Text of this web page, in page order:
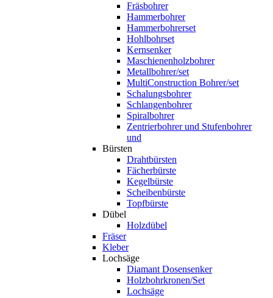
Fräsbohrer
Hammerbohrer
Hammerbohrerset
Hohlbohrset
Kernsenker
Maschienenholzbohrer
Metallbohrer/set
MultiConstruction Bohrer/set
Schalungsbohrer
Schlangenbohrer
Spiralbohrer
Zentrierbohrer und Stufenbohrer
und
Bürsten
Drahtbürsten
Fächerbürste
Kegelbürste
Scheibenbürste
Topfbürste
Dübel
Holzdübel
Fräser
Kleber
Lochsäge
Diamant Dosensenker
Holzbohrkronen/Set
Lochsäge